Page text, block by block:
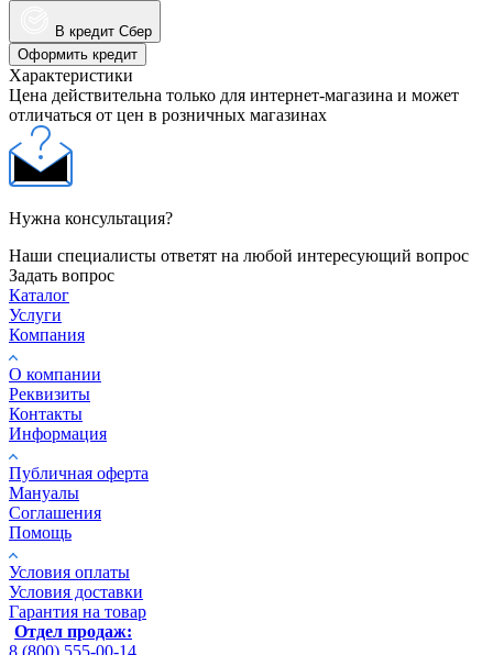
В кредит Сбер
Оформить кредит
Характеристики
Цена действительна только для интернет-магазина и может
отличаться от цен в розничных магазинах
Нужна консультация?
Наши специалисты ответят на любой интересующий вопрос
Задать вопрос
Каталог
Услуги
Компания
О компании
Реквизиты
Контакты
Информация
Публичная оферта
Мануалы
Соглашения
Помощь
Условия оплаты
Условия доставки
Гарантия на товар
Отдел продаж:
8 (800) 555-00-14